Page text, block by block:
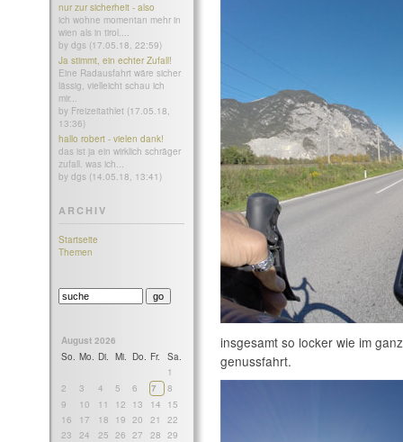
nur zur sicherheit - also
ich wohne momentan mehr in
wien als in tirol....
by dgs (17.05.18, 22:59)
Ja stimmt, ein echter Zufall!
Eine Radausfahrt wäre sicher
lässig, vielleicht schau ich
mir...
by Freizeitathlet (17.05.18,
13:36)
hallo robert - vielen dank!
das ist ja ein wirklich schräger
zufall. was ich...
by dgs (14.05.18, 13:41)
ARCHIV
Startseite
Themen
August 2026
So. Mo. Di. Mi. Do. Fr.
Sa.
1
2
3 4 5 6 7
8
9
10 11 12 13 14
15
16
17 18 19 20 21
22
23
24 25 26 27 28 29
insgesamt so locker wie im
genussfahrt.